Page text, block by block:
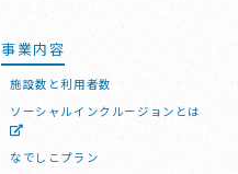
事業内容
施設数と利用者数
ソーシャルインクルージョンとは
なでしこプラン